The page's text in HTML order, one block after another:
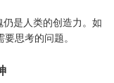
仍是人类的创造力。如
思考的问题。